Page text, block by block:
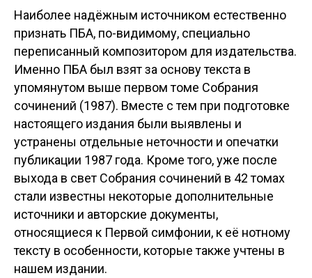
Наиболее надёжным источником естественно
признать ПБА, по-видимому, специально
переписанный композитором для издательства.
Именно ПБА был взят за основу текста в
упомянутом выше первом томе Собрания
сочинений (1987). Вместе с тем при подготовке
настоящего издания были выявлены и
устранены отдельные неточности и опечатки
публикации 1987 года. Кроме того, уже после
выхода в свет Собрания сочинений в 42 томах
стали известны некоторые дополнительные
источники и авторские документы,
относящиеся к Первой симфонии, к её нотному
тексту в особенности, которые также учтены в
нашем издании.